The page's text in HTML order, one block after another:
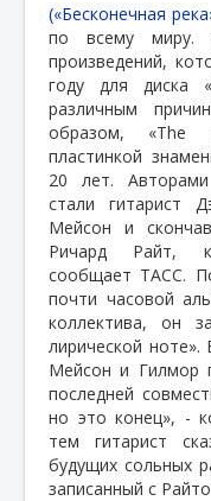
(«Бесконечная
по всему миру.
произведений,
году для диска
различным
образом, «The
пластинкой
20 лет.
стали гитарист
Мейсон и
Ричард Райт,
сообщает ТАСС.
почти часовой
коллектива, он
лирической
Мейсон и Гилмор
последней
но это конец», -
тем гитарист
будущих сольных
записанный с